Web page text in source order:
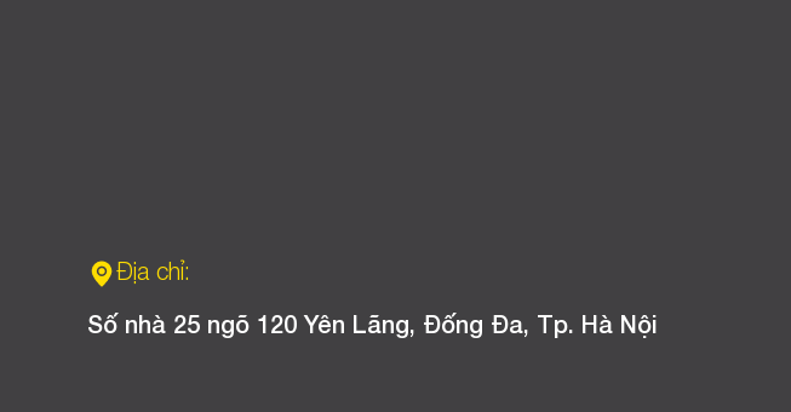
Địa chỉ:
Số nhà 25 ngõ 120 Yên Lãng, Đống Đa, Tp. Hà Nội